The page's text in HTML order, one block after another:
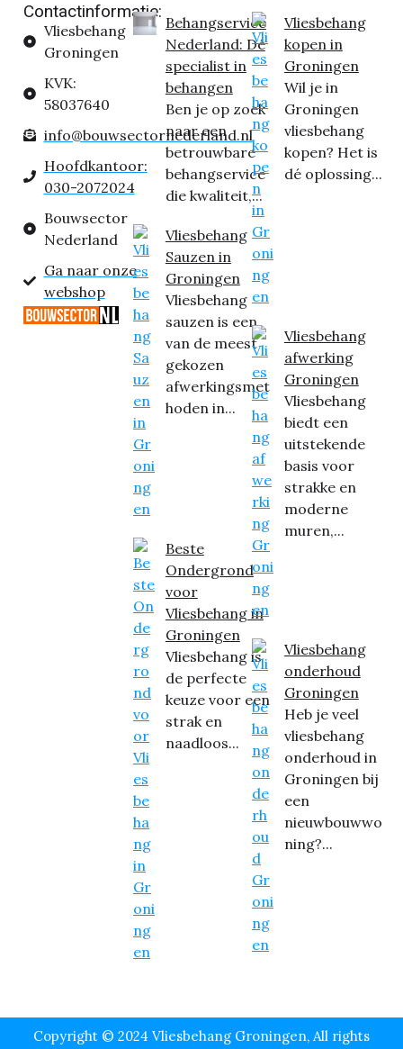
Contactinformatie:
Vliesbehang
Groningen
KVK:
58037640
info@bouwsectornederland.nl
Hoofdkantoor:
030-2072024
Bouwsector
Nederland
Ga naar onze
webshop
Behangservice
Nederland: Dé
specialist in
behangen
Ben je op zoek
naar een
betrouwbare
behangservice
die kwaliteit,...
Vliesbehang
Sauzen in
Groningen
Vliesbehang
sauzen is een
van de meest
gekozen
afwerkingsmet
hoden in...
Beste
Ondergrond
voor
Vliesbehang in
Groningen
Vliesbehang is
de perfecte
keuze voor een
strak en
naadloos...
Vliesbehang
kopen in
Groningen
Wil je in
Groningen
vliesbehang
kopen? Het is
dé oplossing...
Vliesbehang
afwerking
Groningen
Vliesbehang
biedt een
uitstekende
basis voor
strakke en
moderne
muren,...
Vliesbehang
onderhoud
Groningen
Heb je veel
vliesbehang
onderhoud in
Groningen bij
een
nieuwbouwwo
ning?...
Copyright © 2024 Vliesbehang Groningen, All rights